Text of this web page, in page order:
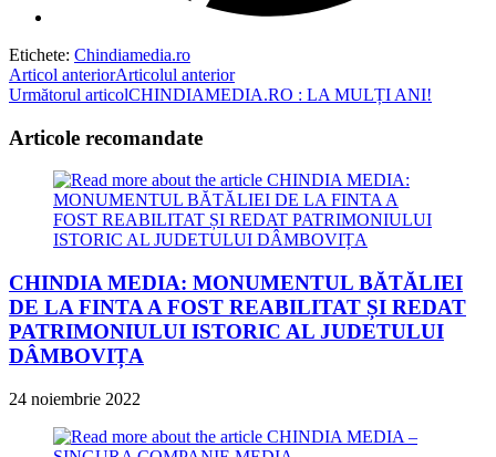
Etichete: Chindiamedia.ro
Read
more
articles
Articol anteriorArticolul anterior
Următorul articolCHINDIAMEDIA.RO : LA MULȚI ANI!
Articole recomandate
CHINDIA MEDIA: MONUMENTUL BĂTĂLIEI
DE LA FINTA A FOST REABILITAT ȘI REDAT
PATRIMONIULUI ISTORIC AL JUDETULUI
DÂMBOVIȚA
24 noiembrie 2022